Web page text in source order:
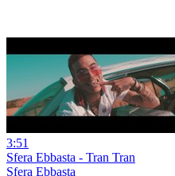
3:51
Sfera Ebbasta - Tran Tran
Sfera Ebbasta